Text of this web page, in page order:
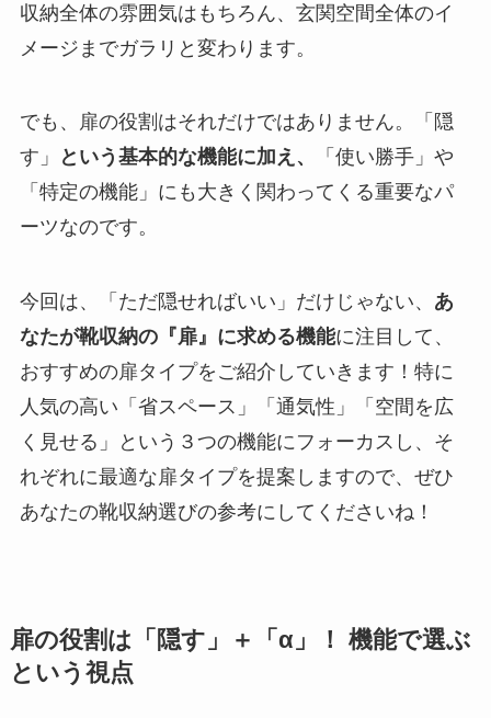
収納全体の雰囲気はもちろん、玄関空間全体のイ
メージまでガラリと変わります。
でも、扉の役割はそれだけではありません。「隠
す」
という基本的な機能に加え、
「使い勝手」や
「特定の機能」にも大きく関わってくる重要なパ
ーツなのです。
今回は、「ただ隠せればいい」だけじゃない、 あ
なたが靴収納の『扉』に求める機能に注目して、
おすすめの扉タイプをご紹介していきます！特に
人気の高い「省スペース」「通気性」「空間を広
く見せる」という３つの機能にフォーカスし、そ
れぞれに最適な扉タイプを提案しますので、ぜひ
あなたの靴収納選びの参考にしてくださいね！
扉の役割は「隠す」＋「α」！ 機能で選ぶ
という視点